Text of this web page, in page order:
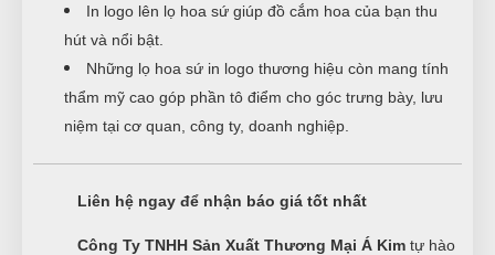
In logo lên lọ hoa sứ giúp đồ cắm hoa của bạn thu
hút và nổi bật.
Những lọ hoa sứ in logo thương hiệu còn mang tính
thẩm mỹ cao góp phần tô điểm cho góc trưng bày, lưu
niệm tại cơ quan, công ty, doanh nghiệp.
Liên hệ ngay để nhận báo giá tốt nhất
Công Ty TNHH Sản Xuất Thương Mại Á Kim tự hào